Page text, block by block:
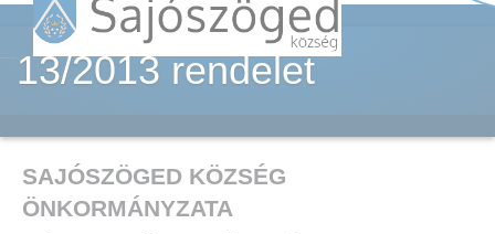
13/2013 rendelet
SAJÓSZÖGED KÖZSÉG
ÖNKORMÁNYZATA